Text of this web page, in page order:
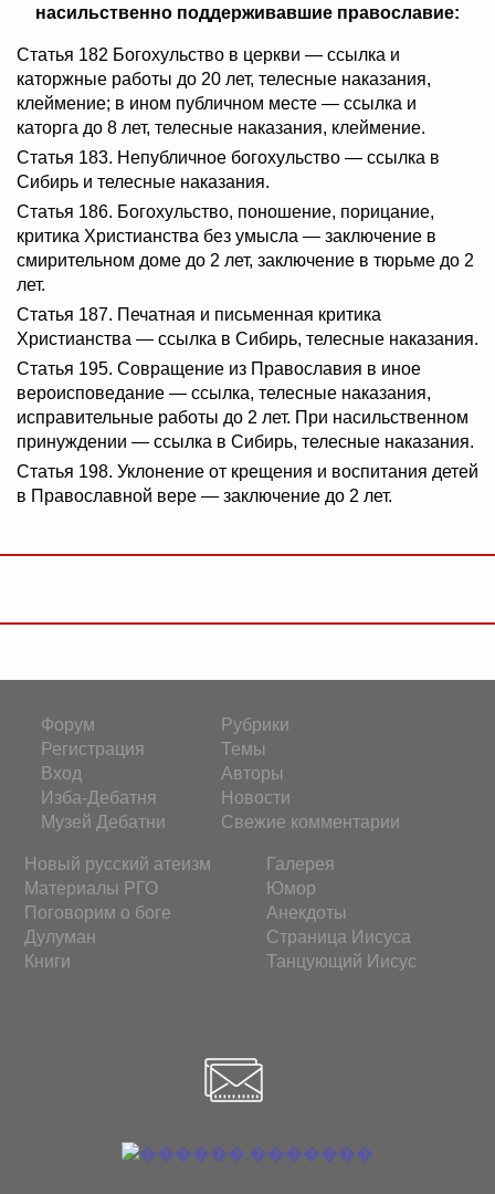
насильственно поддерживавшие православие:
Статья 182 Богохульство в церкви — ссылка и
каторжные работы до 20 лет, телесные наказания,
клеймение; в ином публичном месте — ссылка и
каторга до 8 лет, телесные наказания, клеймение.
Статья 183. Непубличное богохульство — ссылка в
Сибирь и телесные наказания.
Статья 186. Богохульство, поношение, порицание,
критика Христианства без умысла — заключение в
смирительном доме до 2 лет, заключение в тюрьме до 2
лет.
Статья 187. Печатная и письменная критика
Христианства — ссылка в Сибирь, телесные наказания.
Статья 195. Совращение из Православия в иное
вероисповедание — ссылка, телесные наказания,
исправительные работы до 2 лет. При насильственном
принуждении — ссылка в Сибирь, телесные наказания.
Статья 198. Уклонение от крещения и воспитания детей
в Православной вере — заключение до 2 лет.
Форум
Регистрация
Вход
Изба-Дебатня
Музей Дебатни
Рубрики
Темы
Авторы
Новости
Свежие комментарии
Новый русский атеизм
Материалы РГО
Поговорим о боге
Дулуман
Книги
Галерея
Юмор
Анекдоты
Страница Иисуса
Танцующий Иисус